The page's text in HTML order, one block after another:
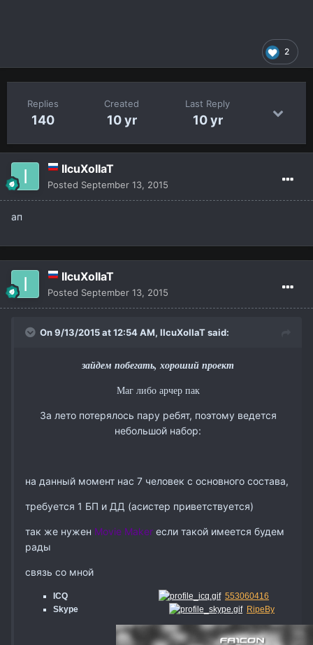
2
Replies
140
Created
10 yr
Last Reply
10 yr
IIcuXoIIaT
Posted September 13, 2015
ап
IIcuXoIIaT
Posted September 13, 2015
On 9/13/2015 at 12:54 AM, IIcuXoIIaTsaid:
зайдем побегать, хороший проект
Маг либо арчер пак
За лето потерялось пару ребят, поэтому ведется
небольшой набор:
на данный момент нас 7 человек с основного состава,
требуется 1 БП и ДД (асистер приветствуется)
так же нужен Movie Maker если такой имеется будем
рады
связь со мной
ICQ
553060416
Skype
RipeBy